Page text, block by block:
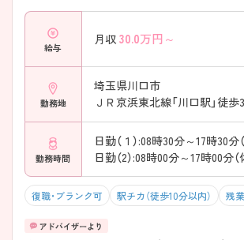
給与
月収 30.0万円～
勤務地
埼玉県川口市
ＪＲ京浜東北線「川口駅」徒歩
勤務時間
日勤（１）:08時30分～17時30分
日勤（2）:08時00分～17時00分（
復職・ブランク可 駅チカ（徒歩10分以内） 残